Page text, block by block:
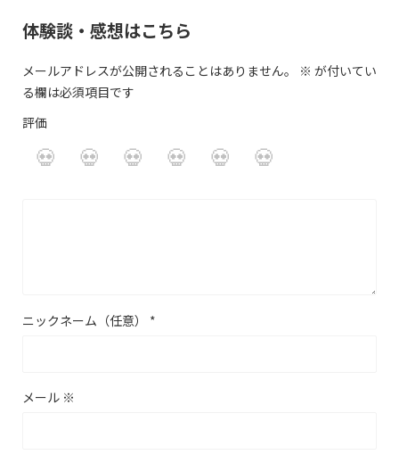
体験談・感想はこちら
メールアドレスが公開されることはありません。 ※ が付いてい
る欄は必須項目です
評価
ニックネーム（任意） *
メール ※